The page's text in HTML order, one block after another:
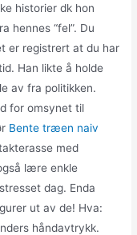
historier dk hon
hennes “fel”. Du
er registrert at du har
Han likte å holde
av fra politikken.
for omsynet til
Bente træen naiv
med
lære enkle
dag. Enda
ut av de! Hva:
håndavtrykk.